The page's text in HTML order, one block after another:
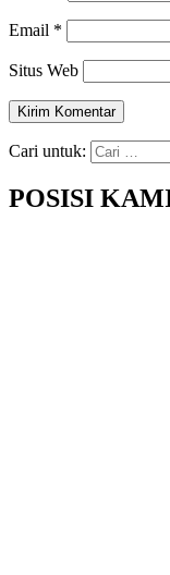
Email *
Situs Web
Cari untuk:
POSISI